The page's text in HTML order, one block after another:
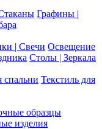
Графины |
| Свечи Освещение
Столы | Зеркала
спальни Текстиль для
образцы
изделия